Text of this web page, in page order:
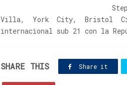
Villa, York City, Bristol
internacional sub 21 con la
SHARE THIS Share it